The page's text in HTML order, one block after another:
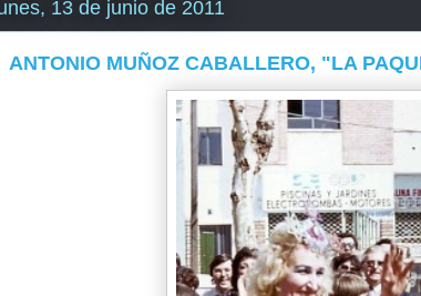
13 de junio de 2011
ANTONIO MUÑOZ CABALLERO, "LA